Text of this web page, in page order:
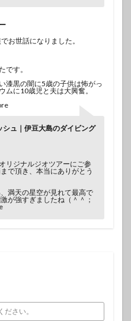
お世話になりました。
です。
漆黒の闇に5歳の子供は怖がっ
ムに10歳児と夫は大興奮。
ュ｜伊豆大島のダイビング
リジナルジオツアーにご参
で頂き、本当にありがとう
満天の星空が見れて最高で
が強すぎましたね（＾＾；